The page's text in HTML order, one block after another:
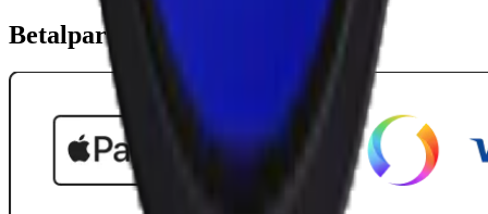
Betalpartner